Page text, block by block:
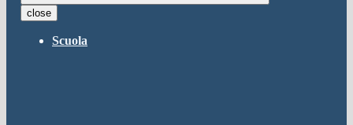
close
Scuola